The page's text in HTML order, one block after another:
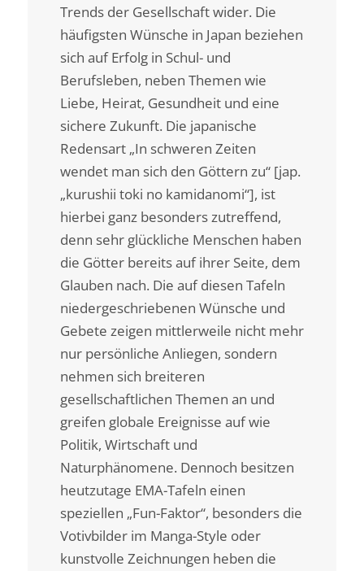
Trends der Gesellschaft wider. Die
häufigsten Wünsche in Japan beziehen
sich auf Erfolg in Schul- und
Berufsleben, neben Themen wie
Liebe, Heirat, Gesundheit und eine
sichere Zukunft. Die japanische
Redensart „In schweren Zeiten
wendet man sich den Göttern zu“ [jap.
„kurushii toki no kamidanomi“], ist
hierbei ganz besonders zutreffend,
denn sehr glückliche Menschen haben
die Götter bereits auf ihrer Seite, dem
Glauben nach. Die auf diesen Tafeln
niedergeschriebenen Wünsche und
Gebete zeigen mittlerweile nicht mehr
nur persönliche Anliegen, sondern
nehmen sich breiteren
gesellschaftlichen Themen an und
greifen globale Ereignisse auf wie
Politik, Wirtschaft und
Naturphänomene. Dennoch besitzen
heutzutage EMA-Tafeln einen
speziellen „Fun-Faktor“, besonders die
Votivbilder im Manga-Style oder
kunstvolle Zeichnungen heben die